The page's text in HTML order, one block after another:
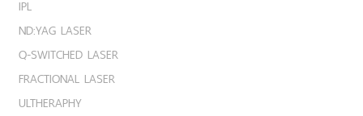
IPL
ND:YAG LASER
Q-SWITCHED LASER
FRACTIONAL LASER
ULTHERAPHY